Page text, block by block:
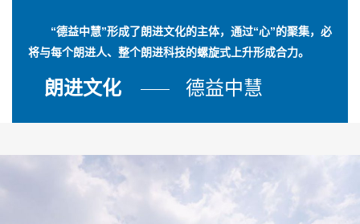
“德益中慧”形成了朗进文化的主体，通过“心”的聚集，必
将与每个朗进人、整个朗进科技的螺旋式上升形成合力。
朗进文化 德益中慧